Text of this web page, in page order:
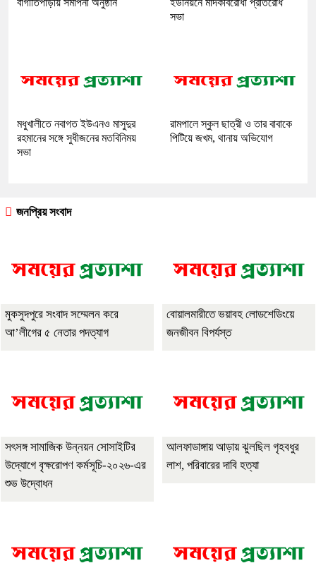
বাগাতিপাড়ায় সমাপনী অনুষ্ঠান
ইউনিয়নে মাদকবিরোধী প্রতিরোধ
সভা
মধুখালীতে নবাগত ইউএনও মাসুদুর
রহমানের সঙ্গে সুধীজনের মতবিনিময়
সভা
রামপালে স্কুল ছাত্রী ও তার বাবাকে
পিটিয়ে জখম, থানায় অভিযোগ
জনপ্রিয় সংবাদ
মুকসুদপুরে সংবাদ সম্মেলন করে
আ’লীগের ৫ নেতার পদত্যাগ
বোয়ালমারীতে ভয়াবহ লোডশেডিংয়ে
জনজীবন বিপর্যস্ত
সৎসঙ্গ সামাজিক উন্নয়ন সোসাইটির
উদ্যোগে বৃক্ষরোপণ কর্মসূচি-২০২৬-এর
শুভ উদ্বোধন
আলফাডাঙ্গায় আড়ায় ঝুলছিল গৃহবধুর
লাশ, পরিবারের দাবি হত্যা